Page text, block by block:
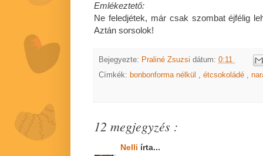
Emlékeztető:
Ne feledjétek, már csak szombat éjfélig
Aztán sorsolok!
Bejegyezte: Praliné Zsuzsi dátum: 0:11
Címkék: bonbonforma nélkül , étcsokoládé ,
12 megjegyzés :
Nelli írta...